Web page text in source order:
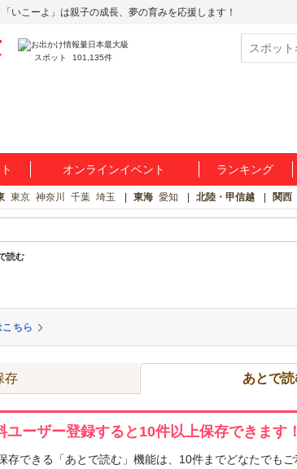
いこーよ」は親子の成長、夢の育みを応援します！
スポット 101,135件
オンラインイベント ランキング
東京 神奈川 千葉 埼玉 東海 愛知 北陸・甲信越 関西
読む
ちら
存 あとで読
ユーザー登録すると10件以上保存できます！
存できる「あとで読む」機能は、10件までどなたでもご